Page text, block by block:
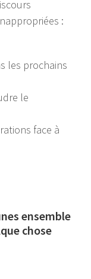
:
les prochains
le
face à
ensemble
chose